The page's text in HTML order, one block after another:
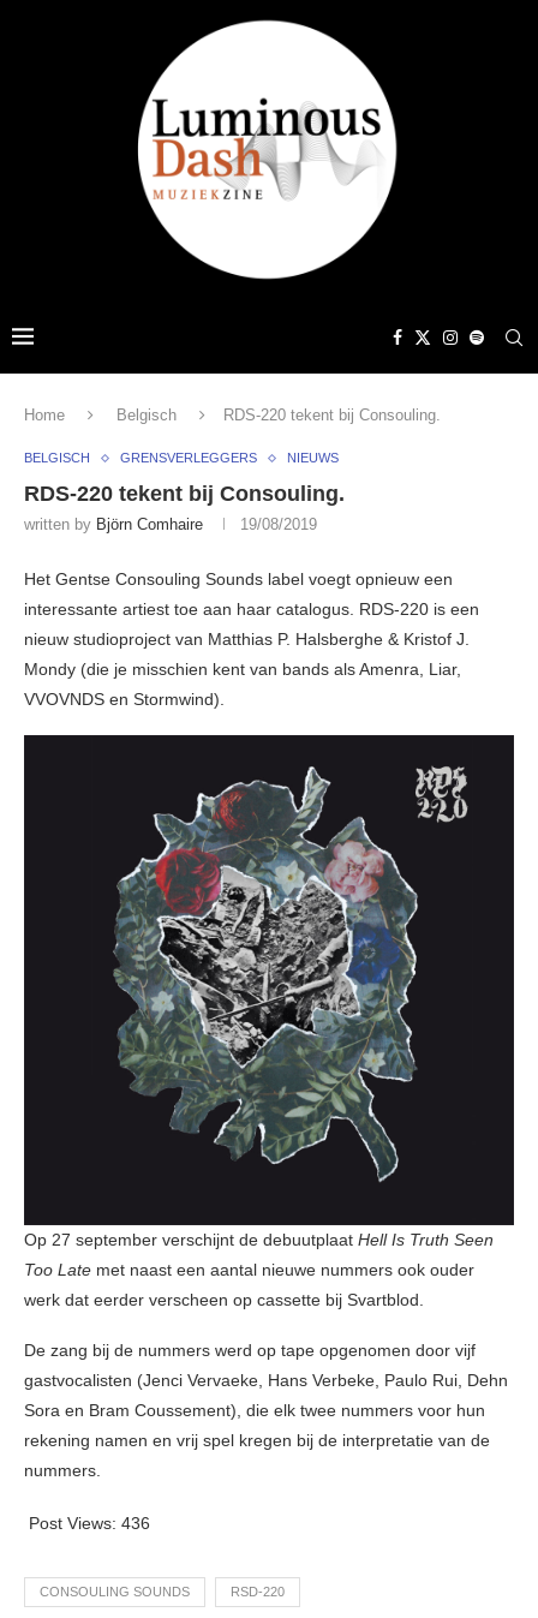
Home Belgisch RDS-220 tekent bij Consouling.
BELGISCH GRENSVERLEGGERS NIEUWS
RDS-220 tekent bij Consouling.
written by Björn Comhaire 19/08/2019
Het Gentse Consouling Sounds label voegt opnieuw een
interessante artiest toe aan haar catalogus. RDS-220 is een
nieuw studioproject van Matthias P. Halsberghe & Kristof J.
Mondy (die je misschien kent van bands als Amenra, Liar,
VVOVNDS en Stormwind).
Op 27 september verschijnt de debuutplaat Hell Is Truth Seen
Too Late met naast een aantal nieuwe nummers ook ouder
werk dat eerder verscheen op cassette bij Svartblod.
De zang bij de nummers werd op tape opgenomen door vijf
gastvocalisten (Jenci Vervaeke, Hans Verbeke, Paulo Rui, Dehn
Sora en Bram Coussement), die elk twee nummers voor hun
rekening namen en vrij spel kregen bij de interpretatie van de
nummers.
Post Views: 436
CONSOULING SOUNDS RSD-220